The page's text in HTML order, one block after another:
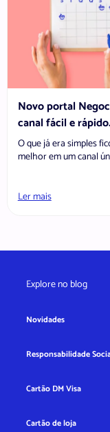
Novo portal
canal fácil e
O que já era simples
melhor em um canal
Ler mais
Explore no blog
Novidades
Responsabilidade
Cartão DM Visa
Cartão de loja